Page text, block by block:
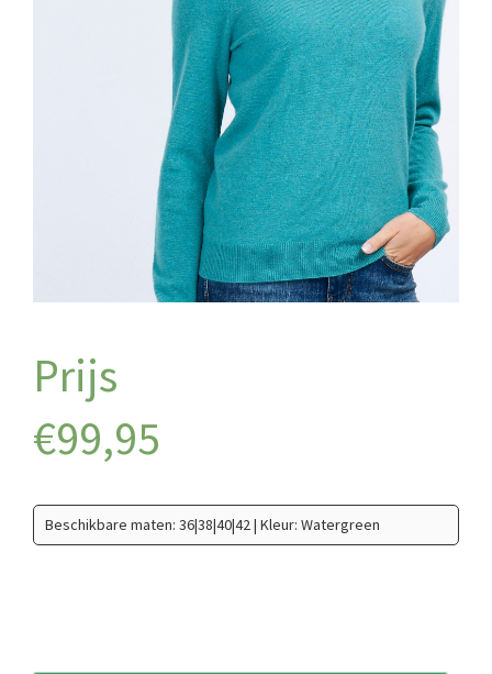
€99,95
Beschikbare maten: 36|38|40|42 | Kleur: Watergreen